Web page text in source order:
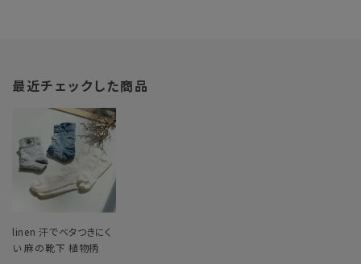
最近チェックした商品
linen 汗でベタつきにく
い 麻の靴下 植物柄